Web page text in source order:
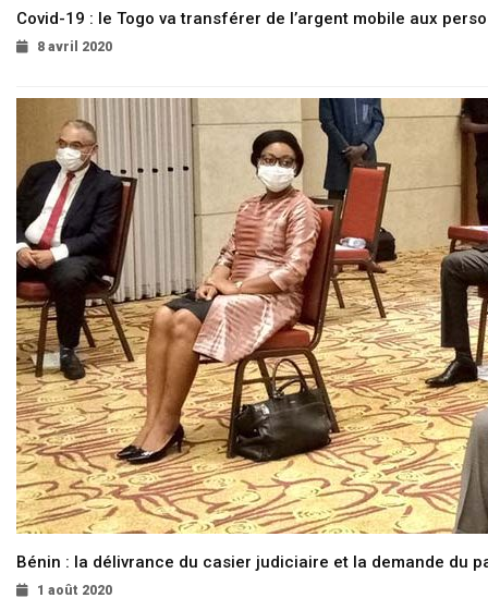
Covid-19 : le Togo va transférer de l’argent mobile aux
8 avril 2020
Bénin : la délivrance du casier judiciaire et la demande du
1 août 2020